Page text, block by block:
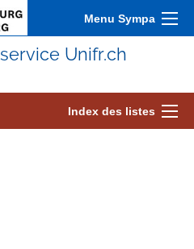
Menu Sympa
Unifr.ch
Index des listes